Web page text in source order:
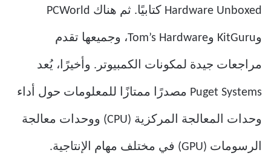
Hardware Unboxed كتابيًا. ثم هناك PCWorld
وKitGuru وTom’s Hardware، وجميعها تقدم
مراجعات جيدة لمكونات الكمبيوتر. وأخيرًا، يُعد
Puget Systems مصدرًا ممتازًا للمعلومات حول أداء
وحدات المعالجة المركزية (CPU) ووحدات معالجة
الرسومات (GPU) في مختلف مهام الإنتاجية.